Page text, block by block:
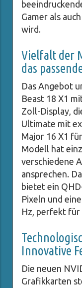
Gamer als
wird.
Vielfalt der
das
Das Angebot
Beast 18 X1
Zoll-Display,
Ultimate mit
Major 16 X1
Modell hat
verschiedene
ansprechen.
bietet ein
Pixeln und
Hz, perfekt für
Innovative
Die neuen
Grafikkarten